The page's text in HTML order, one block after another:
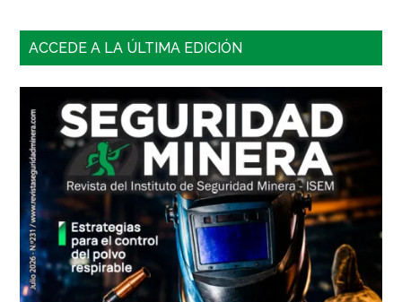
Barra
principal
ACCEDE A LA ÚLTIMA EDICIÓN